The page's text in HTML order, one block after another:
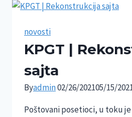
novosti
KPGT |
sajta
Byadmin02/26/202105/15/
Poštovani posetioci, u toku